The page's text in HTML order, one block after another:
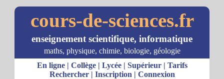
cours-de-sciences.fr
enseignement scientifique, informatique
maths, physique, chimie, biologie, géologie
En ligne| Collège| Lycée| Supérieur| Tarifs
Rechercher| Inscription | Connexion